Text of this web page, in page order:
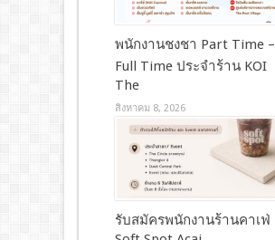
พนักงานชงชา Part Time –
Full Time ประจำร้าน KOI
The
สิงหาคม 8, 2026
รับสมัครพนักงานร้านคาเฟ่